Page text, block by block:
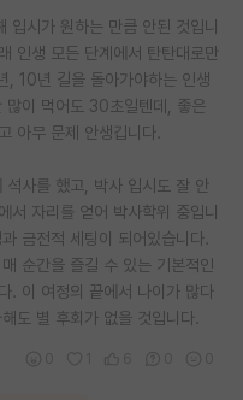
시가 원하는 만큼 안된 것입니
인생 모든 단계에서 탄탄대로만
, 10년 길을 돌아가야하는 인생
많이 먹어도 30초일텐데, 좋은
아무 문제 안생깁니다.
사를 했고, 박사 입시도 잘 안
서 자리를 얻어 박사학위 중입니
금전적 세팅이 되어있습니다.
순간을 즐길 수 있는 기본적인
. 이 여정의 끝에서 나이가 많다
도 별 후회가 없을 것입니다.